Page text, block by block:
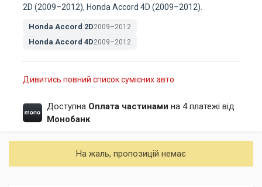
2D (2009–2012), Honda Accord 4D (2009–2012).
Honda Accord 2D2009–2012
Honda Accord 4D2009–2012
Дивитись повний список сумісних авто
Доступна Оплата частинами на 4 платежі від
Монобанк
На жаль, пропозицій немає